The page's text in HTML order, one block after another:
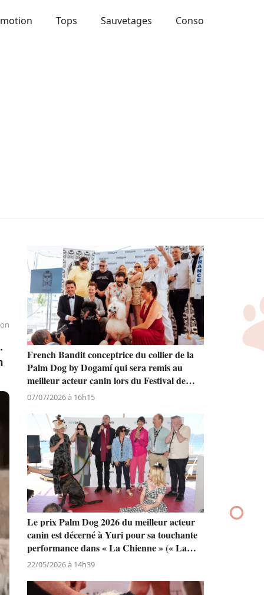
Tops Sauvetages Conso
French Bandit conceptrice du collier de la
Palm Dog by Dogamí qui sera remis au
meilleur acteur canin lors du Festival de
Cannes
07/07/2026 à 16h15
Le prix Palm Dog 2026 du meilleur acteur
canin est décerné à Yuri pour sa touchante
performance dans « La Chienne » (« La
Perra ») de Dominga Sotomayor
22/05/2026 à 14h39